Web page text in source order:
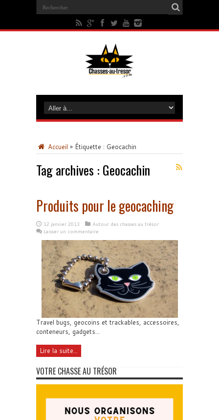
Accueil » Étiquette : Geocachin
Tag archives : Geocachin
Produits pour le geocaching
12 janvier 2013
Autour des chasses au trésor
Laisser un commentaire
Travel bugs, geocoins et trackables, accessoires,
conteneurs, gadgets...
Lire la suite...
VOTRE CHASSE AU TRÉSOR